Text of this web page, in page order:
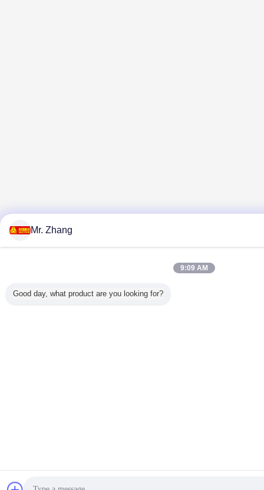
Mr. Zhang
9:09 AM
Good day, what product are you looking for?